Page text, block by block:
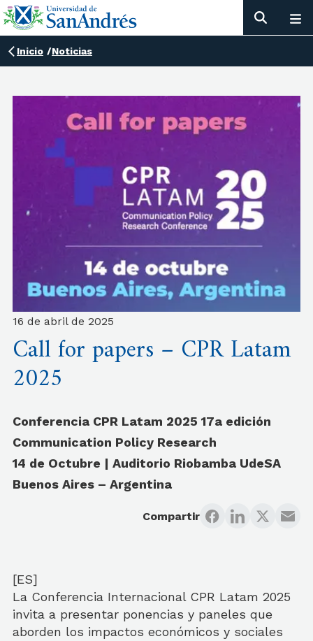
Inicio /Noticias
16 de abril de 2025
Call for papers – CPR Latam
2025
Conferencia CPR Latam 2025 17a edición
Communication Policy Research
14 de Octubre | Auditorio Riobamba UdeSA
Buenos Aires – Argentina
Compartir
[ES]
La Conferencia Internacional CPR Latam 2025
invita a presentar ponencias y paneles que
aborden los impactos económicos y sociales